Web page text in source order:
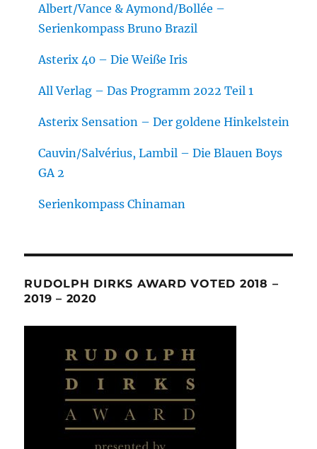
Albert/Vance & Aymond/Bollée –
Serienkompass Bruno Brazil
Asterix 40 – Die Weiße Iris
All Verlag – Das Programm 2022 Teil 1
Asterix Sensation – Der goldene Hinkelstein
Cauvin/Salvérius, Lambil – Die Blauen Boys
GA 2
Serienkompass Chinaman
RUDOLPH DIRKS AWARD VOTED 2018 –
2019 – 2020